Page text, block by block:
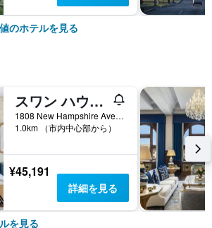
のホテルを見る
スワン ハウス ヒストリック デュポン サークル イン
1808 New Hampshire Avenue Northwest, ワシントン, DC, アメリカ合衆国
1.0km （市内中心部から）
¥45,191
詳細を見る
を見る